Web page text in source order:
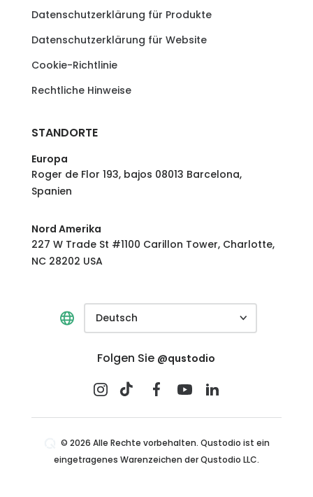
Datenschutzerklärung für Produkte
Datenschutzerklärung für Website
Cookie-Richtlinie
Rechtliche Hinweise
STANDORTE
Europa
Roger de Flor 193, bajos 08013 Barcelona,
Spanien
Nord Amerika
227 W Trade St #1100 Carillon Tower, Charlotte,
NC 28202 USA
Deutsch
Folgen Sie @qustodio
© 2026 Alle Rechte vorbehalten. Qustodio ist ein
eingetragenes Warenzeichen der Qustodio LLC.